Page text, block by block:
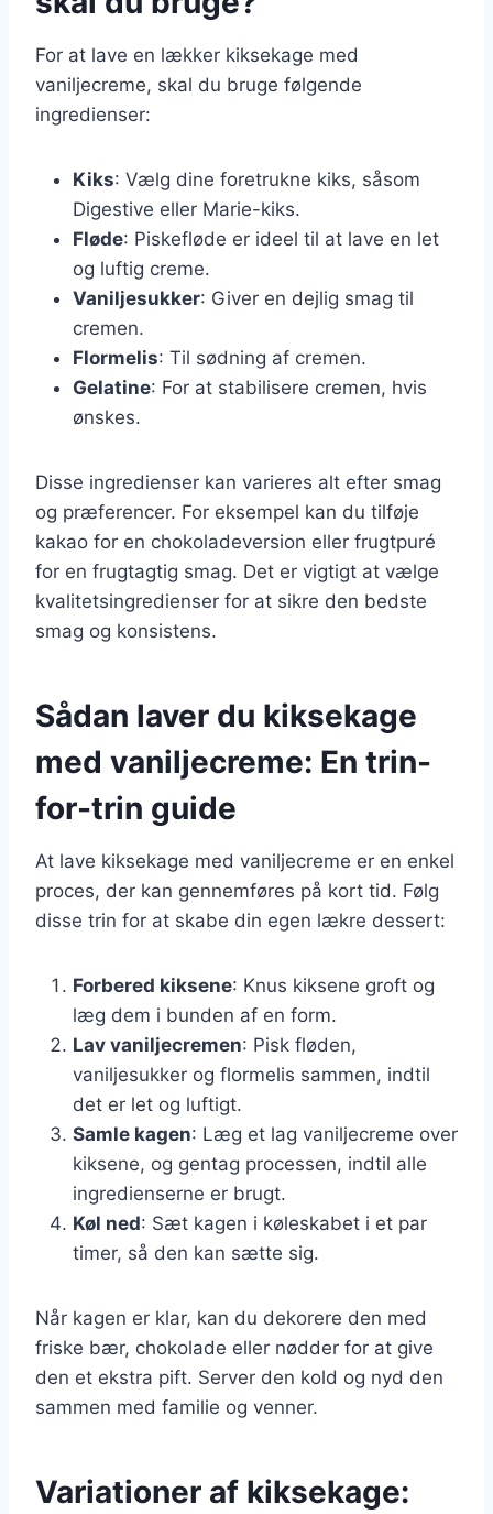
For at lave en lækker kiksekage med
vaniljecreme, skal du bruge følgende
ingredienser:
Kiks: Vælg dine foretrukne kiks, såsom
Digestive eller Marie-kiks.
Fløde: Piskefløde er ideel til at lave en let
og luftig creme.
Vaniljesukker: Giver en dejlig smag til
cremen.
Flormelis: Til sødning af cremen.
Gelatine: For at stabilisere cremen, hvis
ønskes.
Disse ingredienser kan varieres alt efter smag
og præferencer. For eksempel kan du tilføje
kakao for en chokoladeversion eller frugtpuré
for en frugtagtig smag. Det er vigtigt at vælge
kvalitetsingredienser for at sikre den bedste
smag og konsistens.
Sådan laver du kiksekage
med vaniljecreme: En trin-
for-trin guide
At lave kiksekage med vaniljecreme er en enkel
proces, der kan gennemføres på kort tid. Følg
disse trin for at skabe din egen lækre dessert:
Forbered kiksene: Knus kiksene groft og
læg dem i bunden af en form.
Lav vaniljecremen: Pisk fløden,
vaniljesukker og flormelis sammen, indtil
det er let og luftigt.
Samle kagen: Læg et lag vaniljecreme over
kiksene, og gentag processen, indtil alle
ingredienserne er brugt.
Køl ned: Sæt kagen i køleskabet i et par
timer, så den kan sætte sig.
Når kagen er klar, kan du dekorere den med
friske bær, chokolade eller nødder for at give
den et ekstra pift. Server den kold og nyd den
sammen med familie og venner.
Variationer af kiksekage: